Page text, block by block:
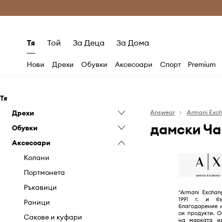
Безплатни
Тя Той За Деца За Дома
Нови Дрехи Обувки Аксесоари Спорт Premium
Тя
Дрехи
Бански
Бельо
Блузи и ризи
Гащеризони
Дънки
Къси панталони
Палта
Обувки
Апрески
Балеринки
Боти
Ботуши
Кецове
Класически обувки и
Аксесоари
Колани
Портмонета
Ръкавици
Раници
Сакове и куфари
Answear Armani
дамски
"Armani
1991 г. и
благодарение
си продукти.
на марката